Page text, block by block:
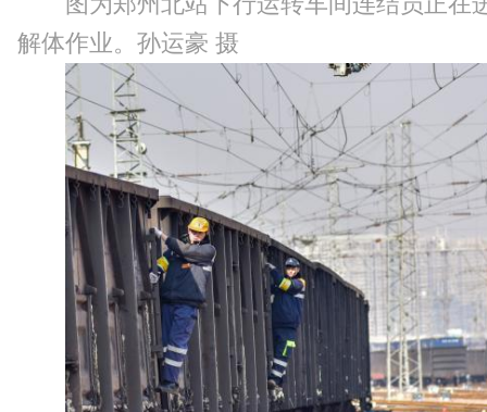
解体作业。孙运豪 摄